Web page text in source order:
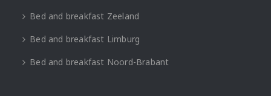
Bed and breakfast Zeeland
Bed and breakfast Limburg
Bed and breakfast Noord-Brabant